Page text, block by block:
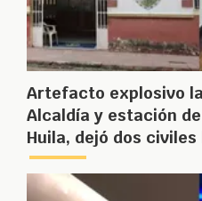
Artefacto explosivo
Alcaldía y estación
Huila, dejó dos civiles